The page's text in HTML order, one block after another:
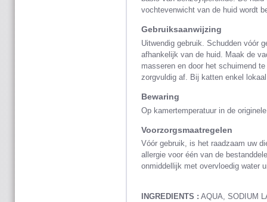
vochtevenwicht van de huid wordt
Gebruiksaanwijzing
Uitwendig gebruik. Schudden vóór
afhankelijk van de huid. Maak de
masseren en door het schuimend
zorgvuldig af. Bij katten enkel
Bewaring
Op kamertemperatuur in de
Voorzorgsmaatregelen
Vóór gebruik, is het raadzaam uw
allergie voor één van de
onmiddellijk met overvloedig water
INGREDIENTS : AQUA, SODIUM